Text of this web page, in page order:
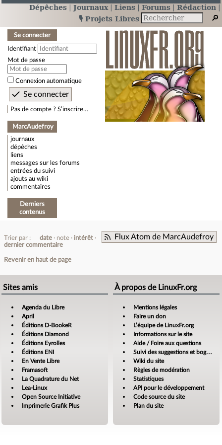
Dépêches Journaux Liens Forums
Rédaction
🎙️ Projets Libres
Se connecter
Identifiant
Mot de passe
Connexion automatique
Pas de compte ? S’inscrire…
MarcAudefroy
journaux
dépêches
liens
messages sur les forums
entrées du suivi
ajouts au wiki
commentaires
Derniers
contenus
Flux Atom de MarcAudefroy
Trier par : date note
intérêt
dernier commentaire
Revenir en haut de page
Sites amis
Agenda du Libre
April
Éditions D-BookeR
Éditions Diamond
Éditions Eyrolles
Éditions ENI
En Vente Libre
Framasoft
La Quadrature du Net
Lea-Linux
Open Source Initiative
Imprimerie Grafik Plus
À propos de LinuxFr.org
Mentions légales
Faire un don
L’équipe de LinuxFr.org
Informations sur le site
Aide / Foire aux questions
Suivi des suggestions et bogues
Wiki du site
Règles de modération
Statistiques
API pour le développement
Code source du site
Plan du site